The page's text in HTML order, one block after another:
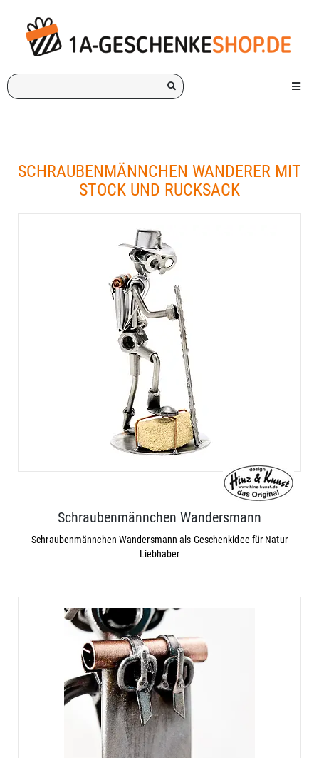
Ich
suche
Menü
SCHRAUBENMÄNNCHEN WANDERER MIT
STOCK UND RUCKSACK
Schraubenmännchen Wandersmann
Schraubenmännchen Wandersmann als Geschenkidee für Natur
Liebhaber